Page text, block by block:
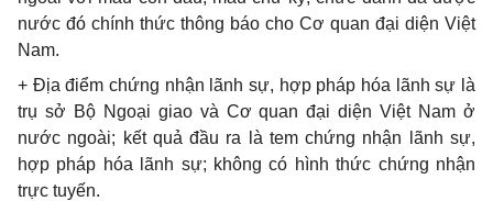
nước đó chính thức thông báo cho Cơ quan đại diện Việt
Nam.
+ Địa điểm chứng nhận lãnh sự, hợp pháp hóa l ãnh sự là
trụ sở Bộ Ngoại giao và Cơ quan đại diện Việt Nam ở
nước ngoài; kết quảđầu ra là tem chứng nhận l ãnh sự,
hợp pháp hóa lãnh sự; không có hình thức chứng nhận
trực tuyến.